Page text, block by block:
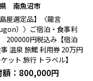
県）
県）
取県）
県）
県）
県）
県）
南魚沼市
島屋選定品】〈龍言
）〉ご宿泊・食事利
200000円税込み【宿泊
温泉 旅館 利用券 20万円
ット 旅行 トラベル】
額：800,000円